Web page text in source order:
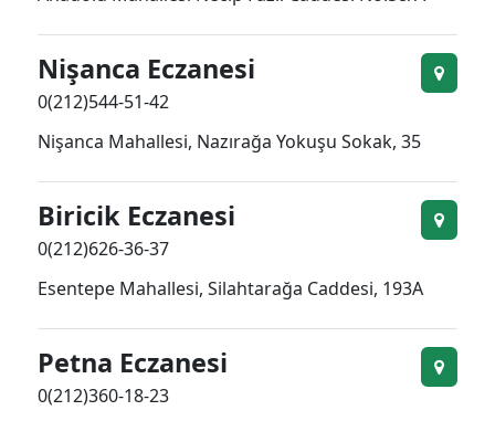
Nişanca Eczanesi
0(212)544-51-42
Nişanca Mahallesi, Nazırağa Yokuşu Sokak, 35
Biricik Eczanesi
0(212)626-36-37
Esentepe Mahallesi, Silahtarağa Caddesi, 193A
Petna Eczanesi
0(212)360-18-23